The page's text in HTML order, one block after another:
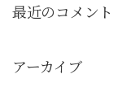
最近のコメント
アーカイブ